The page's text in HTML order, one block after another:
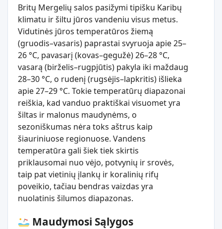
Britų Mergelių salos pasižymi tipišku Karibų
klimatu ir šiltu jūros vandeniu visus metus.
Vidutinės jūros temperatūros žiemą
(gruodis–vasaris) paprastai svyruoja apie 25–
26 °C, pavasarį (kovas–gegužė) 26–28 °C,
vasarą (birželis–rugpjūtis) pakyla iki maždaug
28–30 °C, o rudenį (rugsėjis–lapkritis) išlieka
apie 27–29 °C. Tokie temperatūrų diapazonai
reiškia, kad vanduo praktiškai visuomet yra
šiltas ir malonus maudynėms, o
sezoniškumas nėra toks aštrus kaip
šiauriniuose regionuose. Vandens
temperatūra gali šiek tiek skirtis
priklausomai nuo vėjo, potvynių ir srovės,
taip pat vietinių įlankų ir koralinių rifų
poveikio, tačiau bendras vaizdas yra
nuolatinis šilumos diapazonas.
Maudymosi Sąlygos